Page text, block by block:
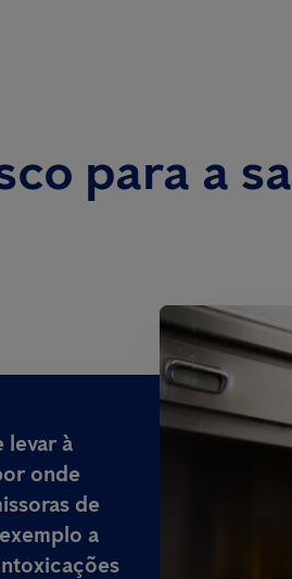
para a
levar à
onde
de
a